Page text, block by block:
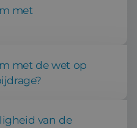
met
met de wet op
van de